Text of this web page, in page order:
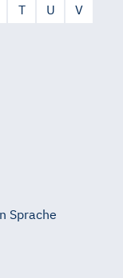
T U
V
Sprache